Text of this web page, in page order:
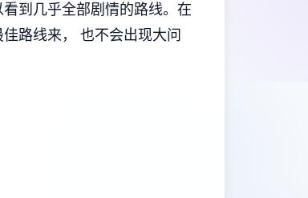
到几乎全部剧情的路线。在
路线来， 也不会出现大问